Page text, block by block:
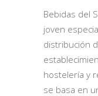
Bebidas del
joven
distribución
hostelería y
se basa en